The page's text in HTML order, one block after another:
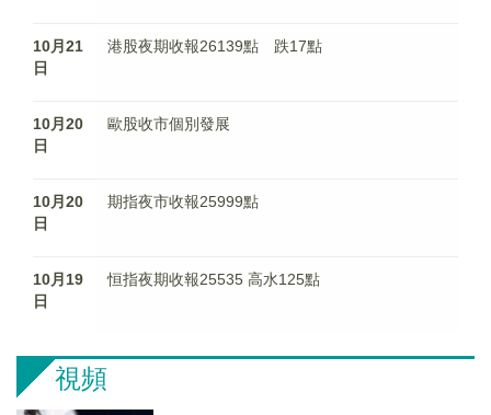
10月21
日
港股夜期收報26139點 跌17點
10月20
日
歐股收市個別發展
10月20
日
期指夜市收報25999點
10月19
日
恒指夜期收報25535 高水125點
視頻